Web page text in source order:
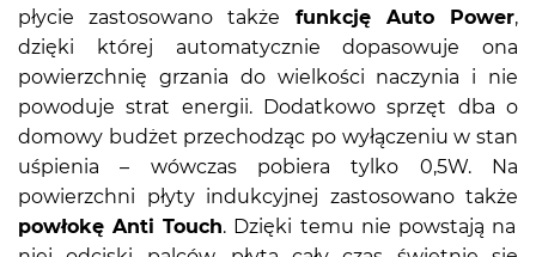
płycie zastosowano także funkcję Auto Power,
dzięki której automatycznie dopasowuje ona
powierzchnię grzania do wielkości naczynia i nie
powoduje strat energii. Dodatkowo sprzęt dba o
domowy budżet przechodząc po wyłączeniu w stan
uśpienia – wówczas pobiera tylko 0,5W. Na
powierzchni płyty indukcyjnej zastosowano także
powłokę Anti Touch. Dzięki temu nie powstają na